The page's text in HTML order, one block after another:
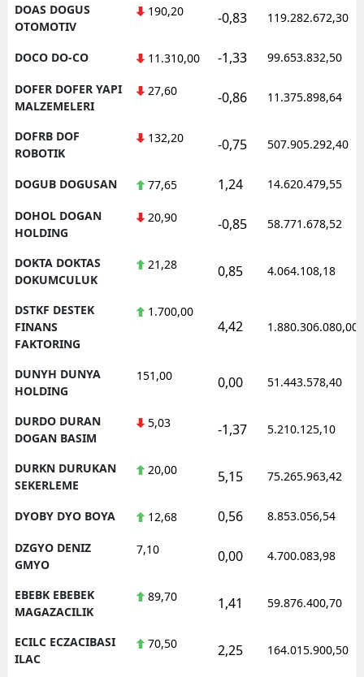
DOAS DOGUS
OTOMOTIV
190,20 -0,83 119.282.672,30
DOCO DO-CO 11.310,00 -1,33 99.653.832,50
DOFER DOFER YAPI
MALZEMELERI
27,60 -0,86 11.375.898,64
DOFRB DOF
ROBOTIK
132,20 -0,75 507.905.292,40
DOGUB DOGUSAN 77,65 1,24 14.620.479,55
DOHOL DOGAN
HOLDING
20,90 -0,85 58.771.678,52
DOKTA DOKTAS
DOKUMCULUK
21,28 0,85 4.064.108,18
DSTKF DESTEK
FINANS
FAKTORING
1.700,00
4,42 1.880.306.080,00
DUNYH DUNYA
HOLDING
151,00 0,00 51.443.578,40
DURDO DURAN
DOGAN BASIM
5,03 -1,37 5.210.125,10
DURKN DURUKAN
SEKERLEME
20,00 5,15 75.265.963,42
DYOBY DYO BOYA 12,68 0,56 8.853.056,54
DZGYO DENIZ
GMYO
7,10 0,00 4.700.083,98
EBEBK EBEBEK
MAGAZACILIK
89,70 1,41 59.876.400,70
ECILC ECZACIBASI
ILAC
70,50 2,25 164.015.900,50